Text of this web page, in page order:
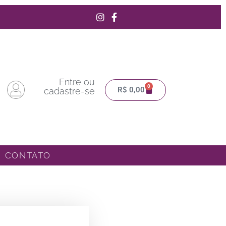
Entre ou
cadastre-se
R$ 0,00 0
Carrinho
CONTATO